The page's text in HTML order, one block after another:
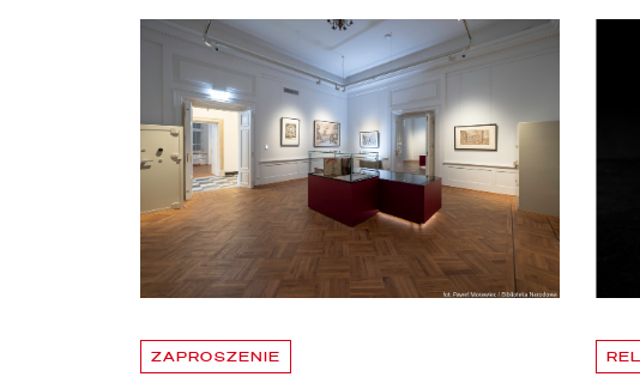
Aktualności
ZAPROSZENIE
czytaj więcej o Chłód w Pałacu Rzeczypospolitej. Zapraszamy